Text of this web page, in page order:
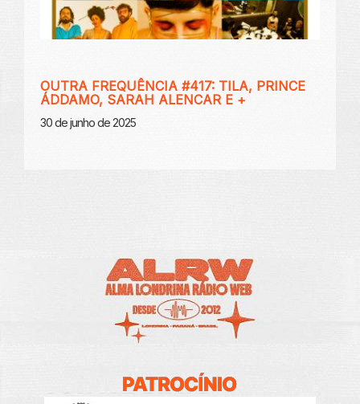
OUTRA FREQUÊNCIA #417: TILA, PRINCE
ÁDDAMO, SARAH ALENCAR E +
30 de junho de 2025